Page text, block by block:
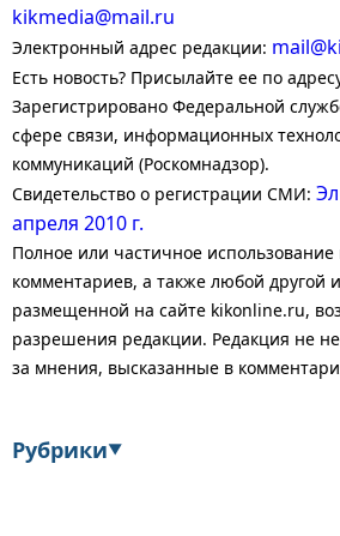
kikmedia@mail.ru
Электронный адрес редакции:
Есть новость? Присылайте ее по
Зарегистрировано Федеральной
сфере связи, информационных
коммуникаций (Роскомнадзор).
Свидетельство о регистрации СМИ:
апреля 2010 г.
Полное или частичное использование
комментариев, а также любой другой
размещенной на сайте kikonline.ru,
разрешения редакции. Редакция не
за мнения, высказанные в
Рубрики▼